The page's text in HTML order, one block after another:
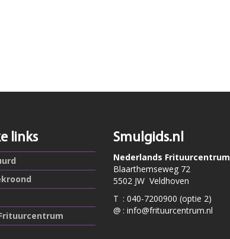
links Smulgids.nl
Nederlands Frituurcentrum
Blaarthemseweg 72
5502 JW Veldhoven
T : 040-7200900 (optie 2)
@ : info@frituurcentrum.nl